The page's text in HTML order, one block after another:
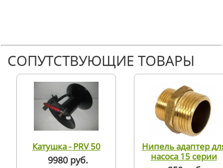
СОПУТСТВУЮЩИЕ ТОВАРЫ
Катушка - PRV 50
9980 руб.
Нипель адаптер
насоса 15 серии